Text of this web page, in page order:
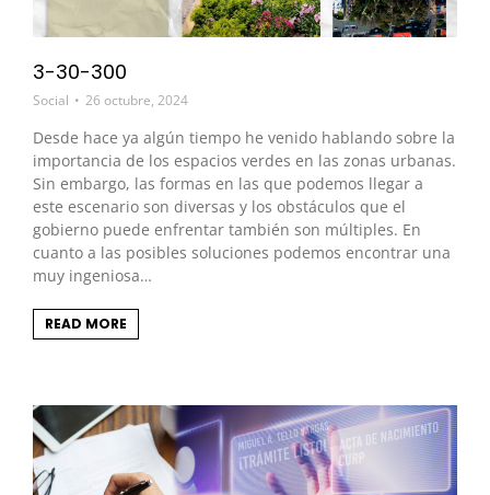
3-30-300
Social 26 octubre, 2024
Desde hace ya algún tiempo he venido hablando sobre la
importancia de los espacios verdes en las zonas urbanas.
Sin embargo, las formas en las que podemos llegar a
este escenario son diversas y los obstáculos que el
gobierno puede enfrentar también son múltiples. En
cuanto a las posibles soluciones podemos encontrar una
muy ingeniosa…
READ MORE